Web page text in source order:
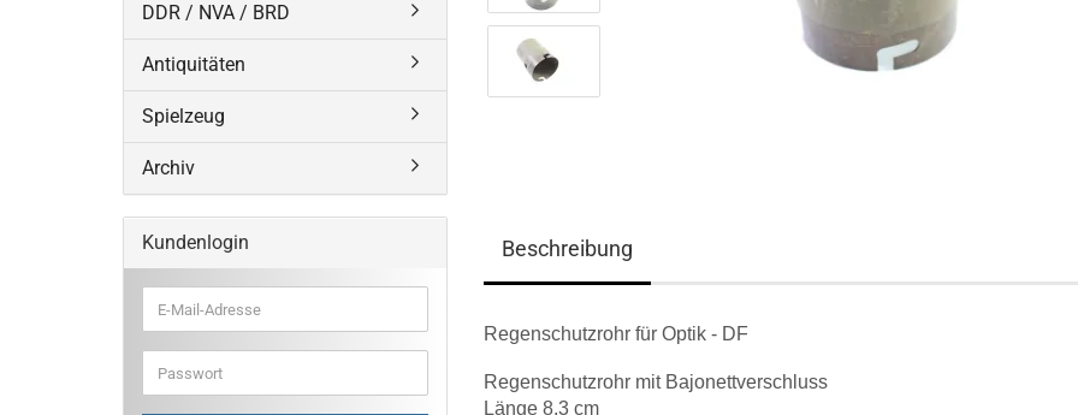
Beschreibung
Regenschutzrohr für Optik - DF
Regenschutzrohr mit Bajonettverschluss
Länge 8,3 cm
DDR / NVA / BRD
Antiquitäten
Spielzeug
Archiv
Kundenlogin
E-
Mail-
Adresse
Passwort